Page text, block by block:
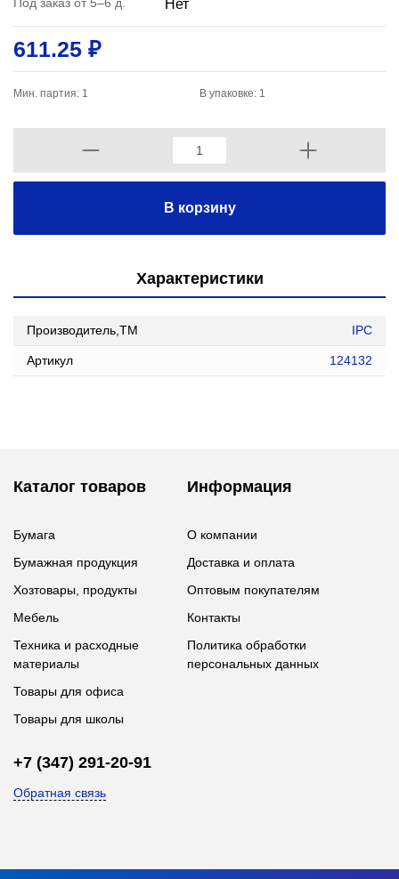
Нет
611.25 ₽
Мин. партия: 1 В упаковке: 1
В корзину
Характеристики
Производитель,ТМ IPC
Артикул 124132
Каталог товаров
Бумага
Бумажная продукция
Хозтовары, продукты
Мебель
Техника и расходные
материалы
Товары для офиса
Товары для школы
Информация
О компании
Доставка и оплата
Оптовым покупателям
Контакты
Политика обработки
персональных данных
+7 (347) 291-20-91
Обратная связь